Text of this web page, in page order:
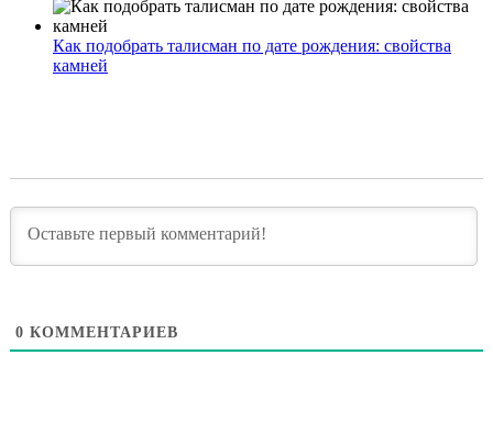
Как подобрать талисман по дате рождения: свойства
камней
0 КОММЕНТАРИЕВ